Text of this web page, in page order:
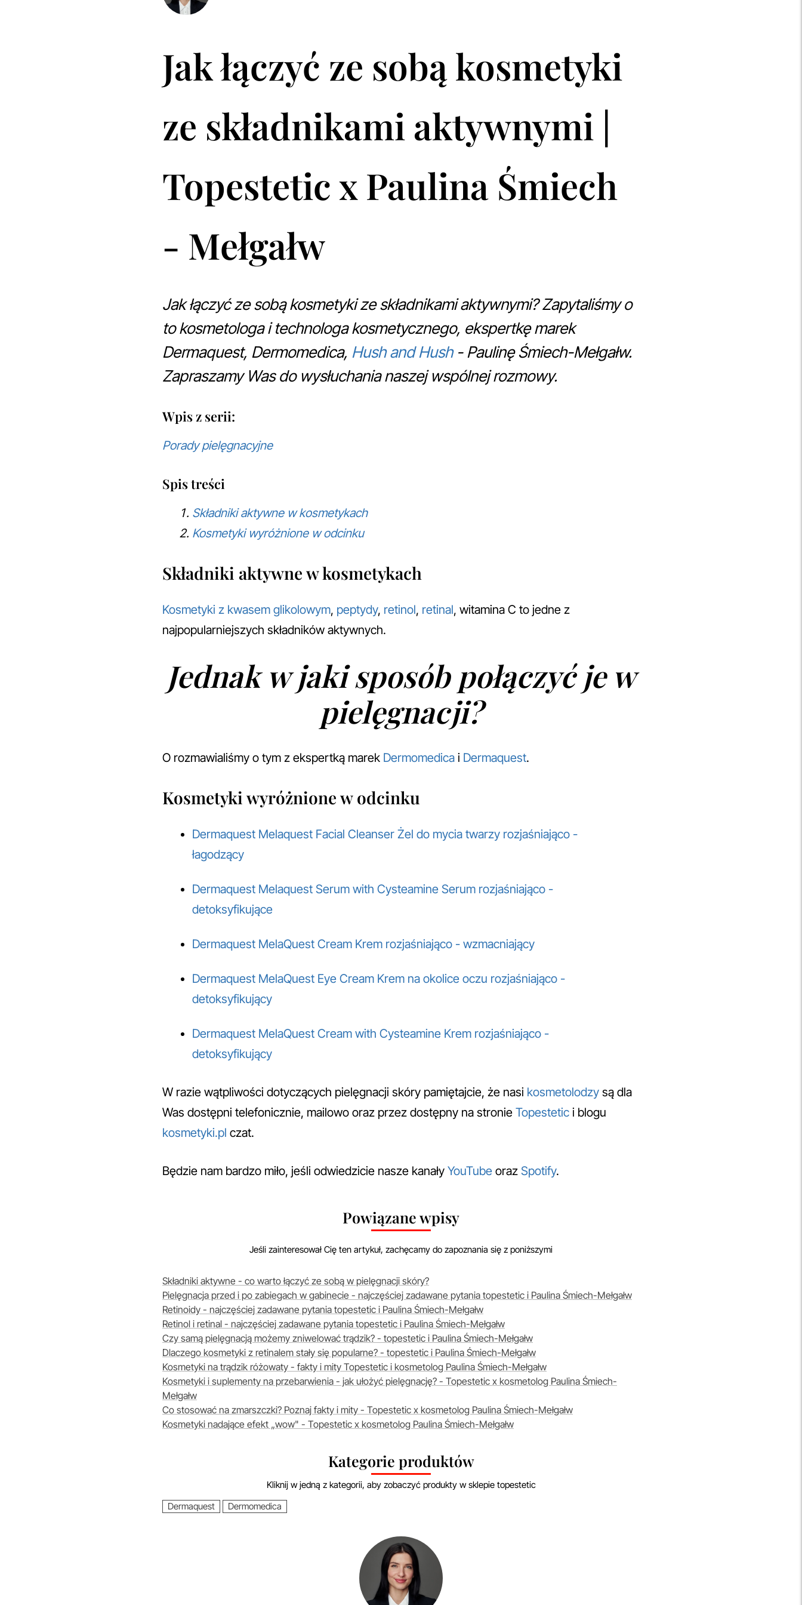
Jak łączyć ze sobą kosmetyki
ze składnikami aktywnymi |
Topestetic x Paulina Śmiech
- Mełgałw
Jak łączyć ze sobą kosmetyki ze składnikami aktywnymi? Zapytaliśmy o
to kosmetologa i technologa kosmetycznego, ekspertkę marek
Dermaquest, Dermomedica, Hush and Hush- Paulinę Śmiech-Mełgałw.
Zapraszamy Was do wysłuchania naszej wspólnej rozmowy.
Wpis z serii:
Porady pielęgnacyjne
Spis treści
Składniki aktywne w kosmetykach
Kosmetyki wyróżnione w odcinku
Składniki aktywne w kosmetykach
Kosmetyki z kwasem glikolowym, peptydy, retinol, retinal, witamina C to jedne z
najpopularniejszych składników aktywnych.
Jednak w jaki sposób połączyć je w
pielęgnacji?
O rozmawialiśmy o tym z ekspertką marek Dermomedica i Dermaquest.
Kosmetyki wyróżnione w odcinku
Dermaquest Melaquest Facial Cleanser Żel do mycia twarzy rozjaśniająco -
łagodzący
Dermaquest Melaquest Serum with Cysteamine Serum rozjaśniająco -
detoksyfikujące
Dermaquest MelaQuest Cream Krem rozjaśniająco - wzmacniający
Dermaquest MelaQuest Eye Cream Krem na okolice oczu rozjaśniająco -
detoksyfikujący
Dermaquest MelaQuest Cream with Cysteamine Krem rozjaśniająco -
detoksyfikujący
W razie wątpliwości dotyczących pielęgnacji skóry pamiętajcie, że nasi kosmetolodzy są dla
Was dostępni telefonicznie, mailowo oraz przez dostępny na stronie Topestetic i blogu
kosmetyki.pl czat.
Będzie nam bardzo miło, jeśli odwiedzicie nasze kanały YouTube oraz Spotify.
Powiązane wpisy
Jeśli zainteresował Cię ten artykuł, zachęcamy do zapoznania się z poniższymi
Składniki aktywne - co warto łączyć ze sobą w pielęgnacji skóry?
Pielęgnacja przed i po zabiegach w gabinecie - najczęściej zadawane pytania topestetic i Paulina Śmiech-Mełgałw
Retinoidy - najczęściej zadawane pytania topestetic i Paulina Śmiech-Mełgałw
Retinol i retinal - najczęściej zadawane pytania topestetic i Paulina Śmiech-Mełgałw
Czy samą pielęgnacją możemy zniwelować trądzik? - topestetic i Paulina Śmiech-Mełgałw
Dlaczego kosmetyki z retinalem stały się popularne? - topestetic i Paulina Śmiech-Mełgałw
Kosmetyki na trądzik różowaty - fakty i mity Topestetic i kosmetolog Paulina Śmiech-Mełgałw
Kosmetyki i suplementy na przebarwienia - jak ułożyć pielęgnację? - Topestetic x kosmetolog Paulina Śmiech-
Mełgałw
Co stosować na zmarszczki? Poznaj fakty i mity - Topestetic x kosmetolog Paulina Śmiech-Mełgałw
Kosmetyki nadające efekt „wow" - Topestetic x kosmetolog Paulina Śmiech-Mełgałw
Kategorie produktów
Kliknij w jedną z kategorii, aby zobaczyć produkty w sklepie topestetic
Dermaquest
Dermomedica